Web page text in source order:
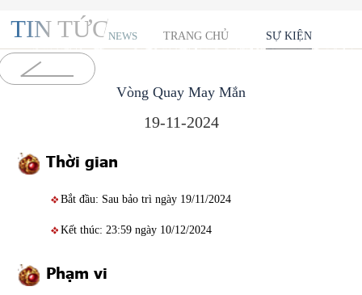
TIN TỨCNEWS TRANG CHỦ SỰ KIỆN
Vòng Quay May Mắn
19-11-2024
Thời gian
Bắt đầu: Sau bảo trì ngày 19/11/2024
Kết thúc: 23:59 ngày 10/12/2024
Phạm vi